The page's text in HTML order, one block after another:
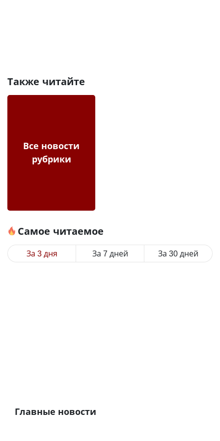
Также читайте
Все новости
рубрики
Самое читаемое
За 3 дня За 7 дней За 30 дней
Главные новости